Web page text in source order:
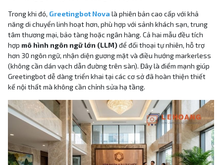
Trong khi đó, Greetingbot Nova là phiên bản cao cấp với khả
năng di chuyển linh hoạt hơn, phù hợp với sảnh khách sạn, trung
tâm thương mại, bảo tàng hoặc ngân hàng. Cả hai mẫu đều tích
hợp mô hình ngôn ngữ lớn (LLM)để đối thoại tự nhiên, hỗ trợ
hơn 30 ngôn ngữ, nhận diện gương mặt và điều hướng markerless
(không cần dán vạch dẫn đường trên sàn). Đây là điểm mạnh giúp
Greetingbot dễ dàng triển khai tại các cơ sở đã hoàn thiện thiết
kế nội thất mà không cần chỉnh sửa hạ tầng.